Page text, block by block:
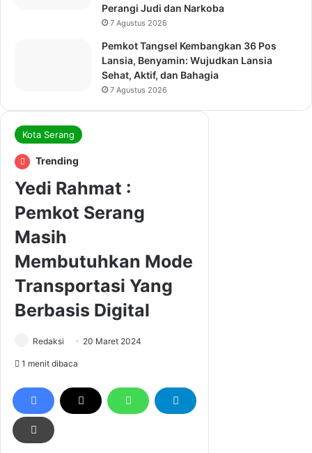
Perangi Judi dan Narkoba
7 Agustus 2026
Pemkot Tangsel Kembangkan 36 Pos
Lansia, Benyamin: Wujudkan Lansia
Sehat, Aktif, dan Bahagia
7 Agustus 2026